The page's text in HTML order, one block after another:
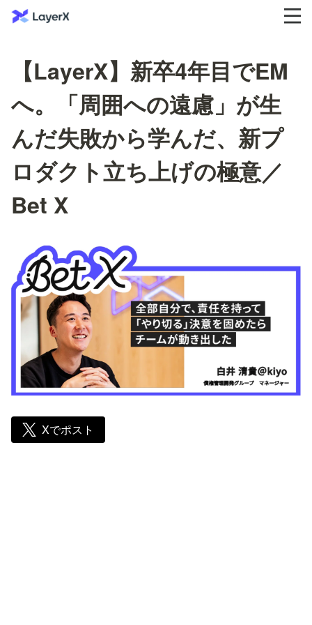
【LayerX】新卒4年目でEM
へ。「周囲への遠慮」が生
んだ失敗から学んだ、新プ
ロダクト立ち上げの極意／
Bet X
Xでポスト